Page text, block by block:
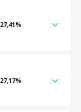
27,41%
27,17%